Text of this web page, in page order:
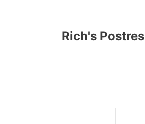
Rich's Postres